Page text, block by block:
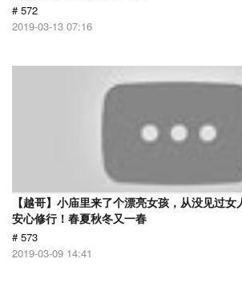
# 572
2019-03-13 07:16
【越哥】小庙里来了个漂亮女孩，从没见过
安心修行！春夏秋冬又一春
# 573
2019-03-09 14:41